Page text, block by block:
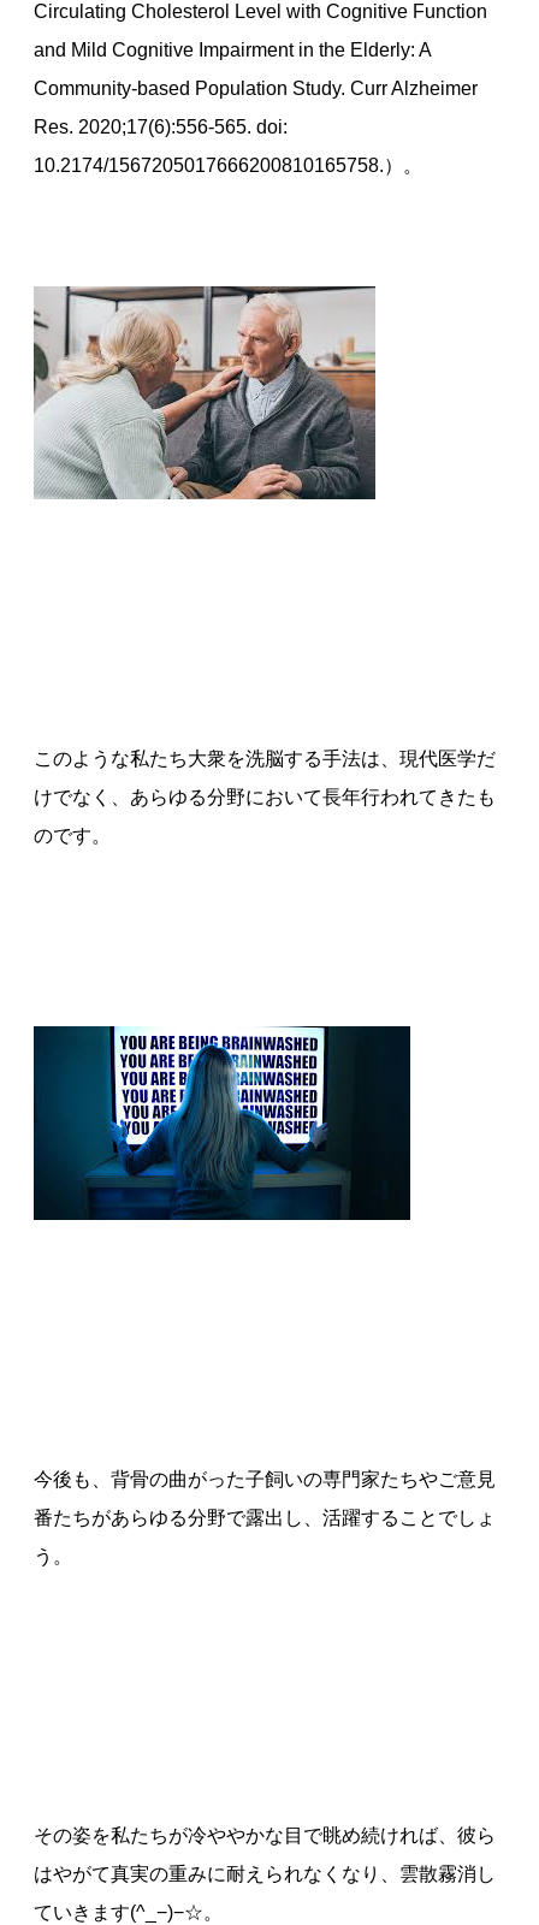
Circulating Cholesterol Level with Cognitive Function
and Mild Cognitive Impairment in the Elderly: A
Community-based Population Study. Curr Alzheimer
Res. 2020;17(6):556-565. doi:
10.2174/1567205017666200810165758.）。
このような私たち大衆を洗脳する手法は、現代医学だ
けでなく、あらゆる分野において長年行われてきたも
のです。
今後も、背骨の曲がった子飼いの専門家たちやご意見
番たちがあらゆる分野で露出し、活躍することでしょ
う。
その姿を私たちが冷ややかな目で眺め続ければ、彼ら
はやがて真実の重みに耐えられなくなり、雲散霧消し
ていきます(^_−)−☆。